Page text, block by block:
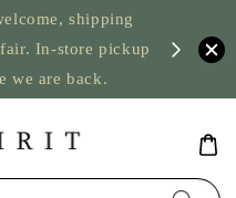
shipping
In-store pickup
we are back.
US